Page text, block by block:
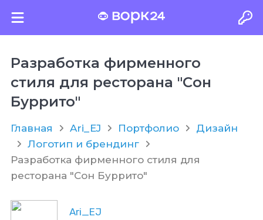
Разработка фирменного
стиля для ресторана "Сон
Буррито"
Главная Ari_EJ Портфолио
Дизайн
Логотип и брендинг
Разработка фирменного стиля для
ресторана "Сон Буррито"
Ari_EJ